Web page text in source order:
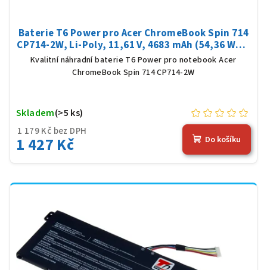
Baterie T6 Power pro Acer ChromeBook Spin 714
CP714-2W, Li-Poly, 11,61 V, 4683 mAh (54,36 Wh),
černá
Kvalitní náhradní baterie T6 Power pro notebook Acer
ChromeBook Spin 714 CP714-2W
1 179 Kč bez DPH
1 427 Kč
Skladem(>5 ks)
Do košíku